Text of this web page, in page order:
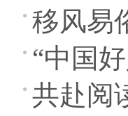
移风易
“中国
共赴阅